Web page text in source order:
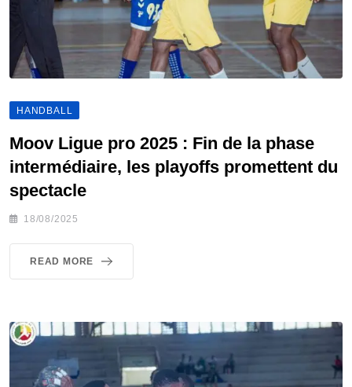
HANDBALL
Moov Ligue pro 2025 : Fin de la phase
intermédiaire, les playoffs promettent du
spectacle
18/08/2025
READ MORE